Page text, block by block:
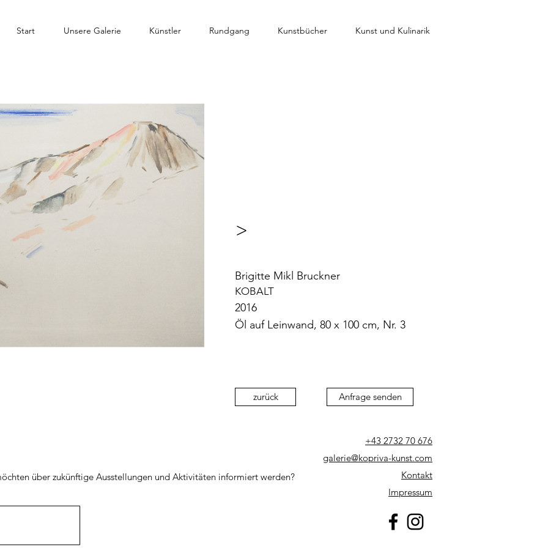
Start Unsere Galerie Künstler Rundgang Kunstbücher Kunst und Kulinarik
>
Brigitte Mikl Bruckner
KOBALT
2016
Öl auf Leinwand, 80 x 100 cm, Nr. 3
zurück Anfrage senden
über zukünftige Ausstellungen und Aktivitäten informiert werden?
+43 2732 70 676
galerie@kopriva-kunst.com
Kontakt
Impressum